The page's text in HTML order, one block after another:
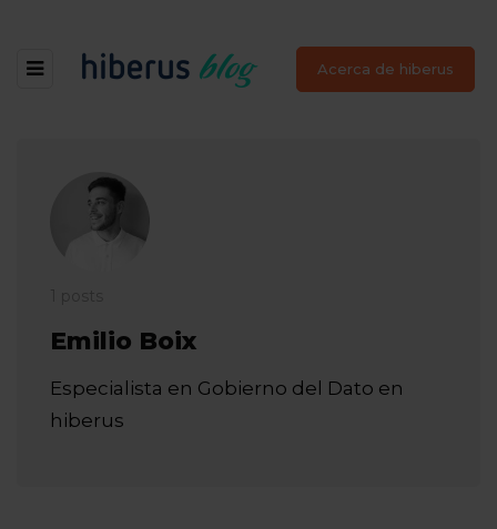
Acerca de hiberus
Emilio Boix
Especialista en Gobierno del Dato en
hiberus